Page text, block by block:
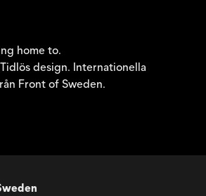
home to.
design. Internationella
Front of Sweden.